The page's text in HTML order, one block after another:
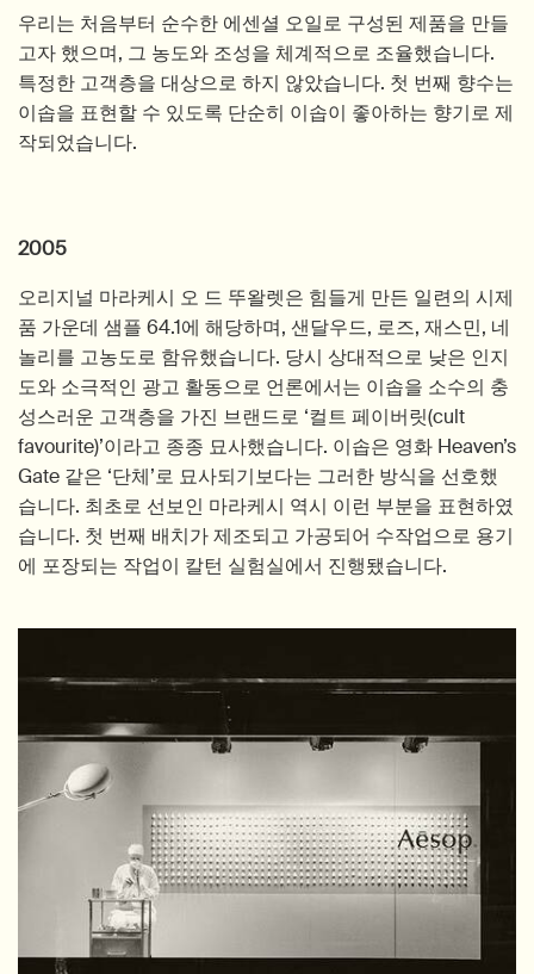
우리는 처음부터 순수한 에센셜 오일로 구성된 제품을 만들
고자 했으며, 그 농도와 조성을 체계적으로 조율했습니다.
특정한 고객층을 대상으로 하지 않았습니다. 첫 번째 향수는
이솝을 표현할 수 있도록 단순히 이솝이 좋아하는 향기로 제
작되었습니다.
2005
오리지널 마라케시 오 드 뚜왈렛은 힘들게 만든 일련의 시제
품 가운데 샘플 64.1에 해당하며, 샌달우드, 로즈, 재스민, 네
놀리를 고농도로 함유했습니다. 당시 상대적으로 낮은 인지
도와 소극적인 광고 활동으로 언론에서는 이솝을 소수의 충
성스러운 고객층을 가진 브랜드로 ‘컬트 페이버릿(cult
favourite)’이라고 종종 묘사했습니다. 이솝은 영화 Heaven’s
Gate 같은 ‘단체’로 묘사되기보다는 그러한 방식을 선호했
습니다. 최초로 선보인 마라케시 역시 이런 부분을 표현하였
습니다. 첫 번째 배치가 제조되고 가공되어 수작업으로 용기
에 포장되는 작업이 칼턴 실험실에서 진행됐습니다.